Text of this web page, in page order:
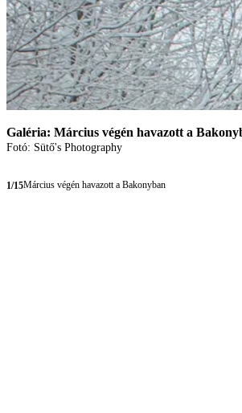
Galéria: Március végén havazott a
Fotó: Sütő's Photography
1/15Március végén havazott a Bakonyban